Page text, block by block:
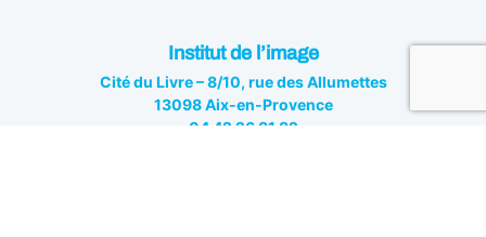
Institut de l’image
Cité du Livre – 8/10, rue des Allumettes
13098 Aix-en-Provence
04 42 26 81 82